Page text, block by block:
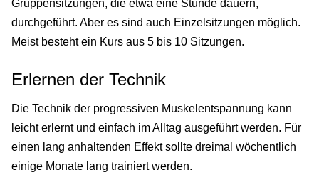
Gruppensitzungen, die etwa eine Stunde dauern,
durchgeführt. Aber es sind auch Einzelsitzungen möglich.
Meist besteht ein Kurs aus 5 bis 10 Sitzungen.
Erlernen der Technik
Die Technik der progressiven Muskelentspannung kann
leicht erlernt und einfach im Alltag ausgeführt werden. Für
einen lang anhaltenden Effekt sollte dreimal wöchentlich
einige Monate lang trainiert werden.